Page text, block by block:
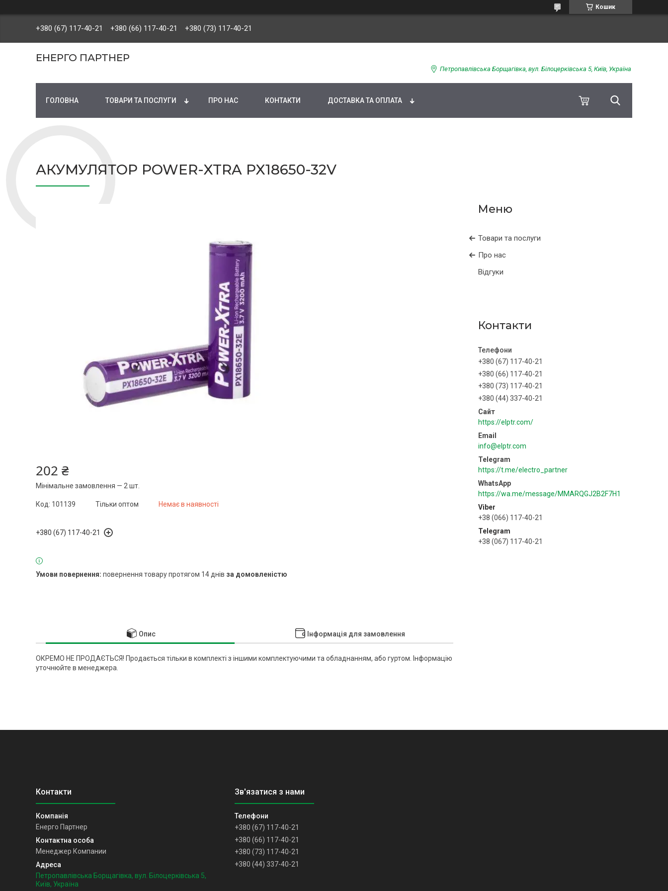
Кошик
+380 (67) 117-40-21 +380 (66) 117-40-21 +380 (73) 117-40-21
ЕНЕРГО ПАРТНЕР
Петропавлівська Борщагівка, вул. Білоцерківська 5, Київ, Україна
ГОЛОВНА ТОВАРИ ТА ПОСЛУГИ ПРО НАС КОНТАКТИ ДОСТАВКА ТА ОПЛАТА
АКУМУЛЯТОР POWER-XTRA PX18650-32V
Товари та послуги
Про нас
Відгуки
Контакти
+380 (67) 117-40-21
+380 (66) 117-40-21
+380 (73) 117-40-21
+380 (44) 337-40-21
https://elptr.com/
info@elptr.com
https://t.me/electro_partner
https://wa.me/message/MMARQGJ2B2F7H1
Viber
+38 (066) 117-40-21
Telegram
+38 (067) 117-40-21
202 ₴
Мінімальне замовлення — 2 шт.
Немає в наявності
Тільки оптом
Код: 101139
+380 (67) 117-40-21
повернення товару протягом 14 днів за домовленістю
Опис Інформація для замовлення
ОКРЕМО НЕ ПРОДАЄТЬСЯ! Продається тільки в комплекті з іншими комплектуючими та обладнанням, або гуртом. Інформацію
уточнюйте в менеджера.
Енерго Партнер
Менеджер Компании
Петропавлівська Борщагівка, вул. Білоцерківська 5,
Київ, Україна
+380 (67) 117-40-21
+380 (66) 117-40-21
+380 (73) 117-40-21
+380 (44) 337-40-21